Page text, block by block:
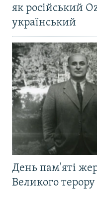
як російський
український
День пам'яті
Великого терору